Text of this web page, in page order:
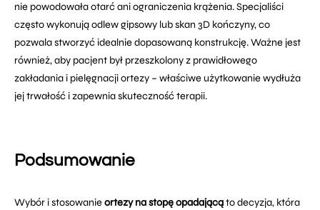
nie powodowała otarć ani ograniczenia krążenia. Specjaliści
często wykonują odlew gipsowy lub skan 3D kończyny, co
pozwala stworzyć idealnie dopasowaną konstrukcję. Ważne jest
również, aby pacjent był przeszkolony z prawidłowego
zakładania i pielęgnacji ortezy – właściwe użytkowanie wydłuża
jej trwałość i zapewnia skuteczność terapii.
Podsumowanie
Wybór i stosowanieortezy na stopę opadającąto decyzja, która